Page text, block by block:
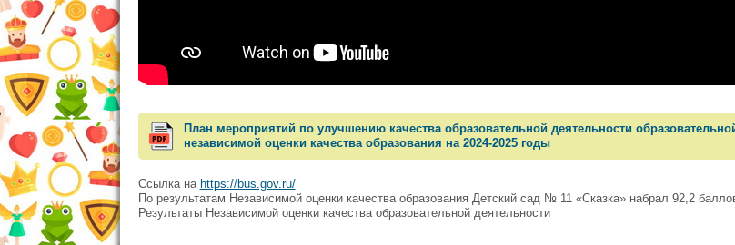
План мероприятий по улучшению качества образовательной деятельности
независимой оценки качества образования на 2024-2025 годы
Ссылка на https://bus.gov.ru/
По результатам Независимой оценки качества образования Детский сад № 11 «Сказка» набрал 92,2
Результаты Независимой оценки качества образовательной деятельности